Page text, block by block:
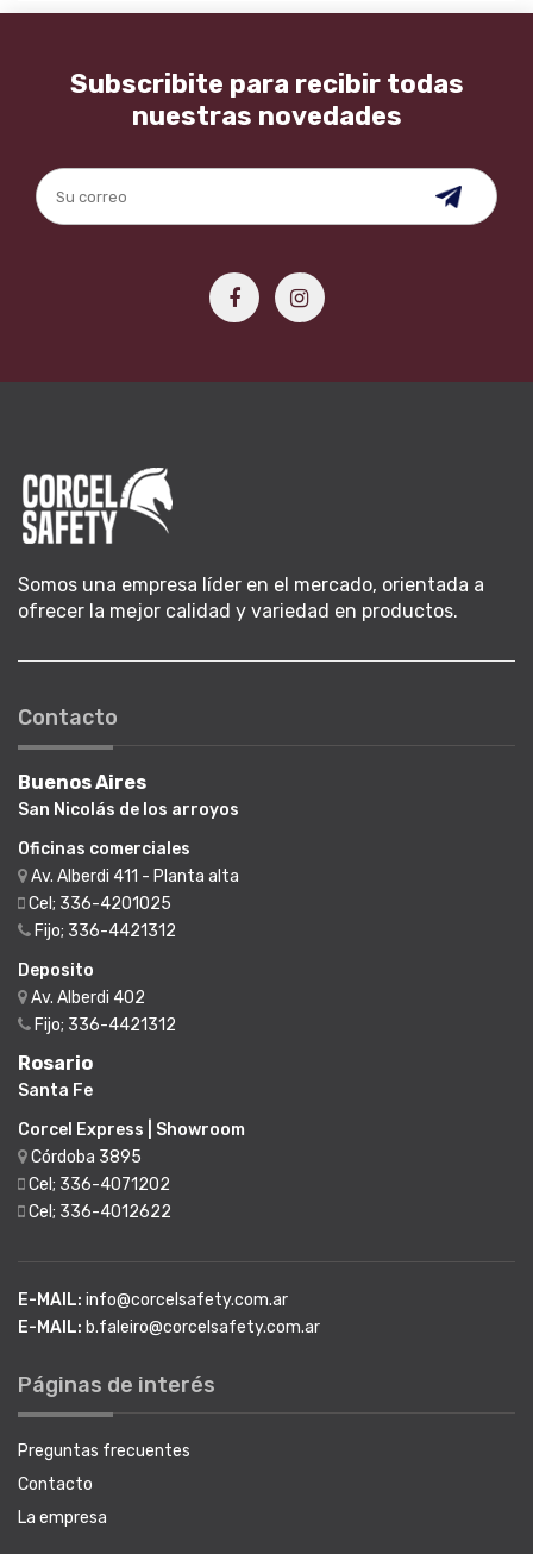
Subscribite para recibir todas
nuestras novedades
Somos una empresa líder en el mercado, orientada a
ofrecer la mejor calidad y variedad en productos.
Contacto
Buenos Aires
San Nicolás de los arroyos
Oficinas comerciales
Av. Alberdi 411 - Planta alta
Cel; 336-4201025
Fijo; 336-4421312
Deposito
Av. Alberdi 402
Fijo; 336-4421312
Rosario
Santa Fe
Corcel Express | Showroom
Córdoba 3895
Cel; 336-4071202
Cel; 336-4012622
E-MAIL: info@corcelsafety.com.ar
E-MAIL: b.faleiro@corcelsafety.com.ar
Páginas de interés
Preguntas frecuentes
Contacto
La empresa